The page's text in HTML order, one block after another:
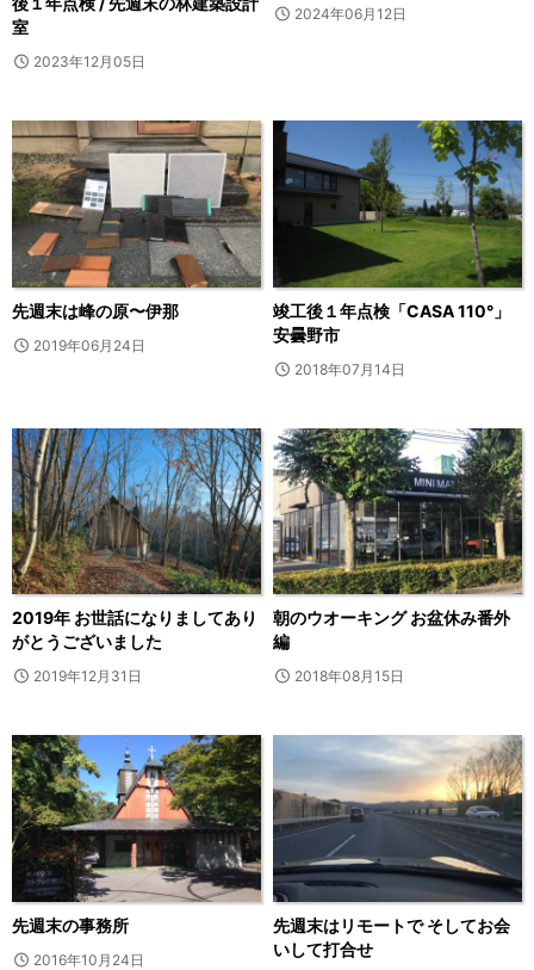
室
2023年12月05日
2024年06月12日
先週末は峰の原〜伊那
2019年06月24日
竣工後１年点検「CASA 110°」
安曇野市
2018年07月14日
2019年 お世話になりましてあり
がとうございました
2019年12月31日
朝のウオーキング お盆休み番外
編
2018年08月15日
先週末の事務所
2016年10月24日
先週末はリモートで そしてお会
いして打合せ